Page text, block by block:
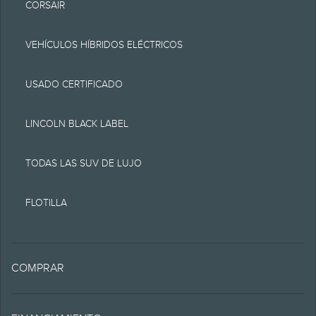
ningún tipo, ya sea
limitarse a, la precisión,
la información, los
contenidos, la
CORSAIR
VEHÍCULOS HÍBRIDOS ELÉCTRICOS
USADO CERTIFICADO
LINCOLN BLACK LABEL
TODAS LAS SUV DE LUJO
FLOTILLA
COMPRAR